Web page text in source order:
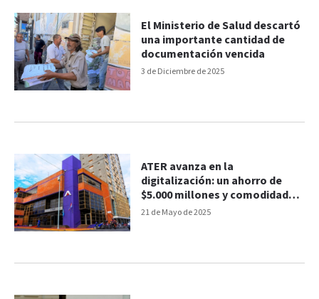
3 de Diciembre de 2025
El Ministerio de Salud descartó
una importante cantidad de
documentación vencida
21 de Mayo de 2025
ATER avanza en la
digitalización: un ahorro de
$5.000 millones y comodidad
para los contribuyentes